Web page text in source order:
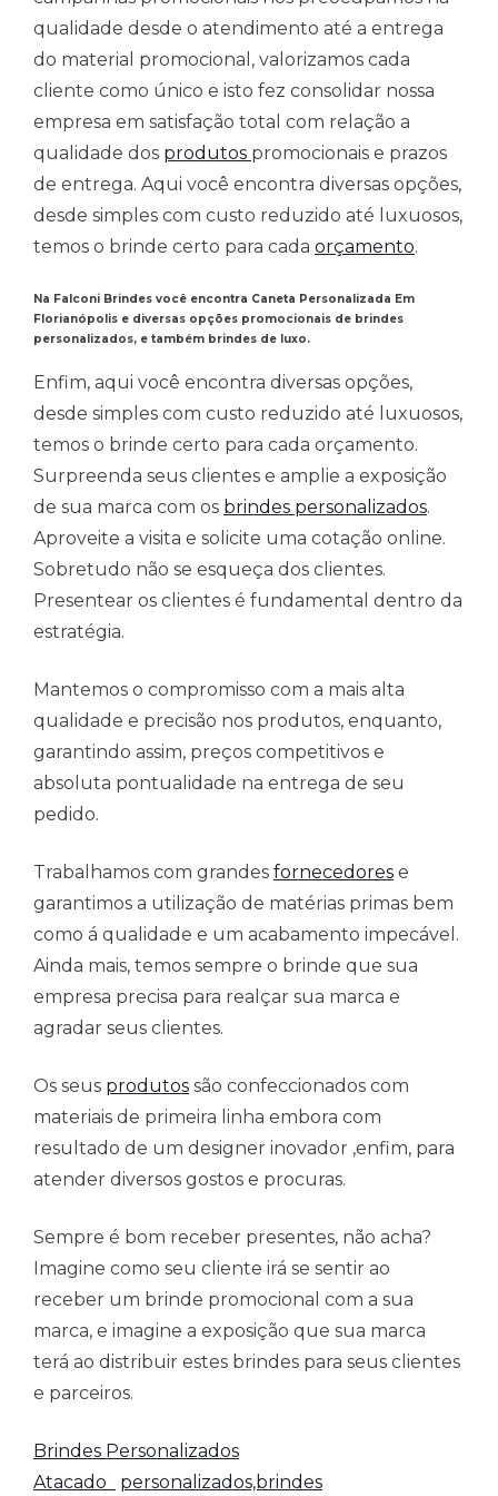
qualidade desde o atendimento até a entrega
do material promocional, valorizamos cada
cliente como único e isto fez consolidar nossa
empresa em satisfação total com relação a
qualidade dos produtos promocionais e prazos
de entrega. Aqui você encontra diversas opções,
desde simples com custo reduzido até luxuosos,
temos o brinde certo para cada orçamento.
Na Falconi Brindes você encontra Caneta Personalizada Em
Florianópolis e diversas opções promocionais de brindes
personalizados, e também brindes de luxo.
Enfim, aqui você encontra diversas opções,
desde simples com custo reduzido até luxuosos,
temos o brinde certo para cada orçamento.
Surpreenda seus clientes e amplie a exposição
de sua marca com os brindes personalizados.
Aproveite a visita e solicite uma cotação online.
Sobretudo não se esqueça dos clientes.
Presentear os clientes é fundamental dentro da
estratégia.
Mantemos o compromisso com a mais alta
qualidade e precisão nos produtos, enquanto,
garantindo assim, preços competitivos e
absoluta pontualidade na entrega de seu
pedido.
Trabalhamos com grandes fornecedores e
garantimos a utilização de matérias primas bem
como á qualidade e um acabamento impecável.
Ainda mais, temos sempre o brinde que sua
empresa precisa para realçar sua marca e
agradar seus clientes.
Os seus produtos são confeccionados com
materiais de primeira linha embora com
resultado de um designer inovador ,enfim, para
atender diversos gostos e procuras.
Sempre é bom receber presentes, não acha?
Imagine como seu cliente irá se sentir ao
receber um brinde promocional com a sua
marca, e imagine a exposição que sua marca
terá ao distribuir estes brindes para seus clientes
e parceiros.
Brindes Personalizados
Atacado
personalizados,brindes